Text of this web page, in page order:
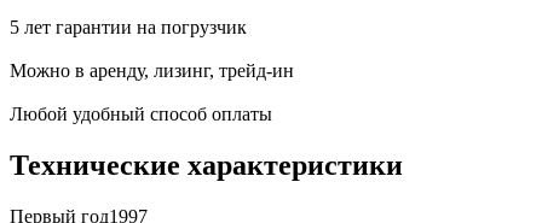
5 лет гарантии на погрузчик
Можно в аренду, лизинг, трейд-ин
Любой удобный способ оплаты
Технические характеристики
Первый год1997